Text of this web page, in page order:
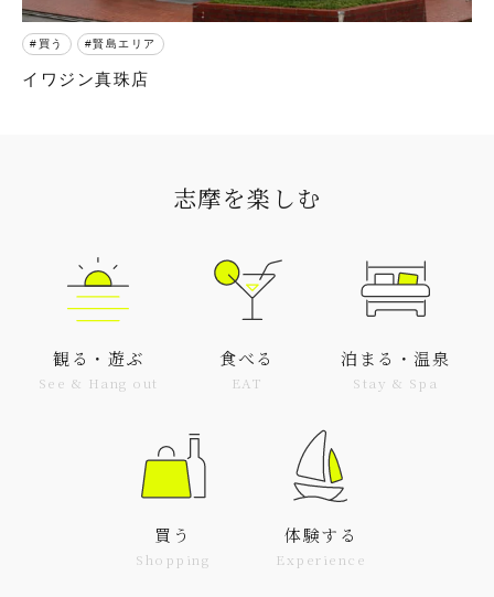
買う 賢島エリア
イワジン真珠店
志摩を楽しむ
観る・遊ぶ
See & Hang out
食べる
EAT
泊まる・温泉
Stay & Spa
買う
Shopping
体験する
Experience